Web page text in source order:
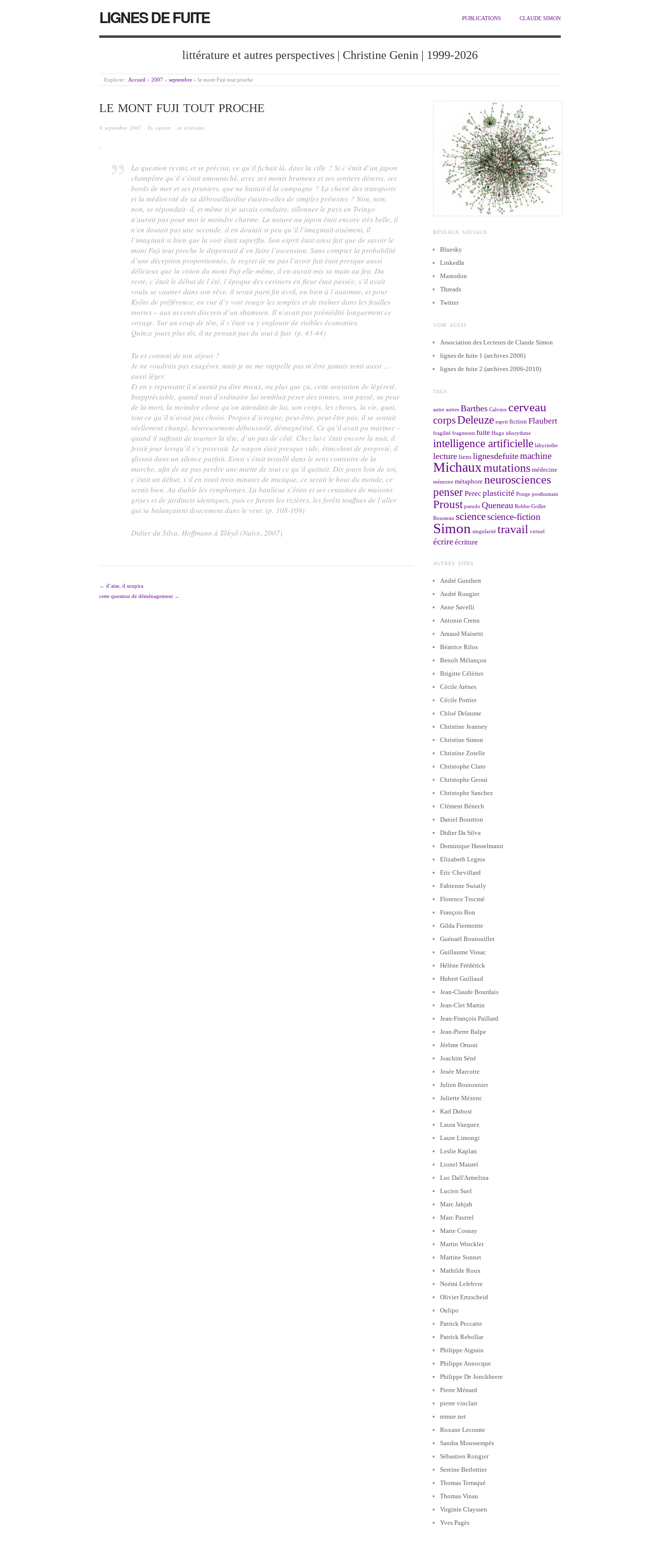
LIGNES DE FUITE PUBLICATIONS CLAUDE SIMON
littérature et autres perspectives | Christine Genin | 1999-2026
Explorer : Accueil » 2007 » septembre » le mont Fuji tout proche
LE MONT FUJI TOUT PROCHE
9 septembre 2007 · by cgenin · in écrivains
La question revint, et se précisa, ce qu’il fichait là, dans la ville ? Si c’était d’un japon
champêtre qu’il s’était amouraché, avec ses monts brumeux et ses sentiers déserts, ses
bords de mer et ses pruniers, que ne battait-il la campagne ? La cherté des transports
et la médiocrité de sa débrouillardise étaient-elles de simples prétextes ? Non, non,
non, se répondait- il, et même si je savais conduire, sillonner le pays en Twingo
n’aurait pas pour moi le moindre charme. La nature au japon était encore très belle, il
n’en doutait pas une seconde, il en doutait si peu qu’il l’imaginait aisément, il
l’imaginait si bien que la voir était superflu. Son esprit était ainsi fait que de savoir le
mont Fuji tout proche le dispensait d’en faire l’ascension. Sans compter la probabilité
d’une déception proportionnée, le regret de ne pas l’avoir fait était presque aussi
délicieux que la vision du mont Fuji elle-même, il en aurait mis sa main au feu. Du
reste, c’était le début de l’été, l’époque des cerisiers en fleur était passée, s’il avait
voulu se vautrer dans son rêve, il serait parti fin avril, ou bien à l’automne, et pour
Kyôto de préférence, en vue d’y voir rougir les temples et de traîner dans les feuilles
mortes – aux accents discrets d’un shamisen. Il n’avait pas prémédité longuement ce
voyage. Sur un coup de tête, il s’était vu y engloutir de risibles économies.
Quinze jours plus tôt, il ne pensait pas du tout à fuir. (p. 43-44)
Tu es content de ton séjour ?
Je ne voudrais pas exagérer, mais je ne me rappelle pas m’être jamais senti aussi …
aussi léger.
Et en y repensant il n’aurait pu dire mieux, ou plus que ça, cette sensation de légèreté.
Inappréciable, quand tout d’ordinaire lui semblait peser des tonnes, son passé, sa peur
de la mort, la moindre chose qu’on attendait de lui, son corps, les choses, la vie, quoi,
tout ce qu’il n’avait pas choisi. Propos d’ivrogne, peut-être, peut-être pas, il se sentait
réellement changé, heureusement déboussolé, démagnétisé. Ce qu’il avait pu mariner –
quand il suffisait de tourner la tête, d’un pas de côté. Chez lui c’était encore la nuit, il
ferait jour lorsqu’il s’y poserait. Le wagon était presque vide, étincelant de propreté, il
glissait dans un silence parfait. Ernst s’était installé dans le sens contraire de la
marche, afin de ne pas perdre une miette de tout ce qu’il quittait. Dix jours loin de soi,
c’était un début, s’il en tirait trois minutes de musique, ce serait le bout du monde, ce
serait bien. Au diable les symphonies. La banlieue s’étira et ses centaines de maisons
grises et de jardinets identiques, puis ce furent les rizières, les forêts touffues de l’aller
qui se balançaient doucement dans le vent. (p. 108-109)
Didier da Silva,Hoffmann à Tôkyô (Naïve, 2007)
← d’aise, il soupira
cette question de déménagement →
RÉSEAUX SOCIAUX
Bluesky
LinkedIn
Mastodon
Threads
Twitter
VOIR AUSSI
Association des Lecteurs de Claude Simon
lignes de fuite 1 (archives 2006)
lignes de fuite 2 (archives 2006-2010)
TAGS
autre autres Barthes Calvino cerveau
corpsDeleuze esprit fiction Flaubert
fragilité fragments fuite Hugo idiorythme
intelligence artificielle labyrinthe
lecture liens lignesdefuitemachine
Michauxmutations médecine
mémoire métaphore neurosciences
penserPerec plasticité Ponge posthumain
Proust pseudo Queneau Robbe-Grillet
Rousseau sciencescience-fiction
Simon singularité travail virtuel
écrireécriture
AUTRES SITES
André Gunthert
André Rougier
Anne Savelli
Antonin Crenn
Arnaud Maïsetti
Béatrice Rilos
Benoît Mélançon
Brigitte Célérier
Cécile Arènes
Cécile Portier
Chloé Delaume
Christine Jeanney
Christine Simon
Christine Zotelle
Christophe Claro
Christophe Grossi
Christophe Sanchez
Clément Bénech
Daniel Bourrion
Didier Da Silva
Dominique Hasselmann
Elizabeth Legros
Eric Chevillard
Fabienne Swiatly
Florence Trocmé
François Bon
Gilda Fiermonte
Guénaël Boutouillet
Guillaume Vissac
Hélène Frédérick
Hubert Guillaud
Jean-Claude Bourdais
Jean-Clet Martin
Jean-François Paillard
Jean-Pierre Balpe
Jérôme Orsoni
Joachim Séné
Josée Marcotte
Julien Boutonnier
Juliette Mézenc
Karl Dubost
Laura Vazquez
Laure Limongi
Leslie Kaplan
Lionel Maurel
Luc Dall'Armelina
Lucien Suel
Marc Jahjah
Marc Pautrel
Marie Cosnay
Martin Winckler
Martine Sonnet
Mathilde Roux
Noémi Lefebvre
Olivier Ertzscheid
Oulipo
Patrick Peccatte
Patrick Rebollar
Philippe Aigrain
Philippe Annocque
Philippe De Jonckheere
Pierre Ménard
pierre vinclair
remue.net
Roxane Lecomte
Sandra Moussempès
Sébastien Rongier
Sereine Berlottier
Thomas Terraqué
Thomas Vinau
Virginie Clayssen
Yves Pagès